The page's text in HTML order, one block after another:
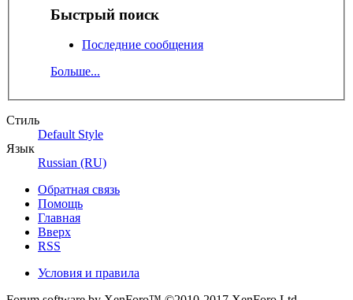
Быстрый поиск
Последние сообщения
Больше...
Стиль
Default Style
Язык
Russian (RU)
Обратная связь
Помощь
Главная
Вверх
RSS
Условия и правила